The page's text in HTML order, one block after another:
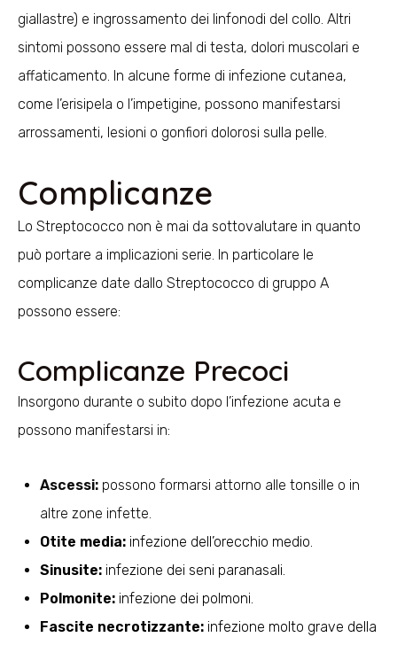
giallastre) e ingrossamento dei linfonodi del collo. Altri
sintomi possono essere mal di testa, dolori muscolari e
affaticamento. In alcune forme di infezione cutanea,
come l’erisipela o l’impetigine, possono manifestarsi
arrossamenti, lesioni o gonfiori dolorosi sulla pelle.
Complicanze
Lo Streptococco non è mai da sottovalutare in quanto
può portare a implicazioni serie. In particolare le
complicanze date dallo Streptococco di gruppo A
possono essere:
Complicanze Precoci
Insorgono durante o subito dopo l’infezione acuta e
possono manifestarsi in:
Ascessi: possono formarsi attorno alle tonsille o in
altre zone infette.
Otite media: infezione dell’orecchio medio.
Sinusite: infezione dei seni paranasali.
Polmonite: infezione dei polmoni.
Fascite necrotizzante: infezione molto grave della